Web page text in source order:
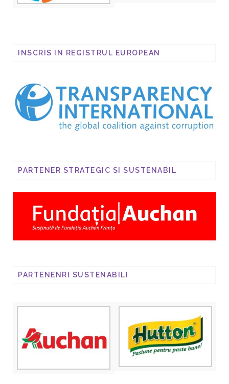
INSCRIS IN REGISTRUL EUROPEAN
PARTENER STRATEGIC SI SUSTENABIL
PARTENENRI SUSTENABILI